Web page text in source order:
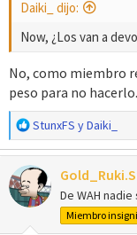
Daiki_ dijo:
Now, ¿Los van a
No, como miembro
peso para no
R
e
a
c
c
i
o
StunxFS yDaiki_
De WAH
Miembro